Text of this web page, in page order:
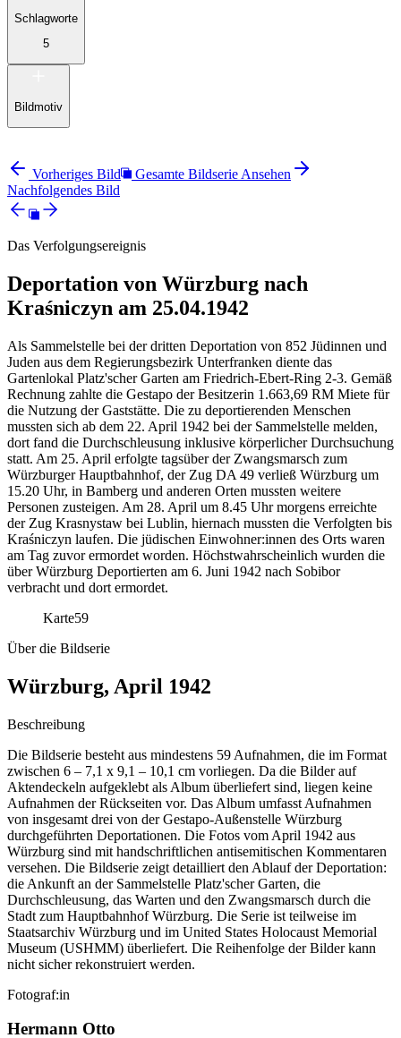
Schlagworte
5
Bildmotiv
Vorheriges Bild
Gesamte Bildserie Ansehen
Nachfolgendes Bild
Das Verfolgungsereignis
Deportation von Würzburg nach
Kraśniczyn am 25.04.1942
Als Sammelstelle bei der dritten Deportation von 852 Jüdinnen und
Juden aus dem Regierungsbezirk Unterfranken diente das
Gartenlokal Platz'scher Garten am Friedrich-Ebert-Ring 2-3. Gemäß
Rechnung zahlte die Gestapo der Besitzerin 1.663,69 RM Miete für
die Nutzung der Gaststätte. Die zu deportierenden Menschen
mussten sich ab dem 22. April 1942 bei der Sammelstelle melden,
dort fand die Durchschleusung inklusive körperlicher Durchsuchung
statt. Am 25. April erfolgte tagsüber der Zwangsmarsch zum
Würzburger Hauptbahnhof, der Zug DA 49 verließ Würzburg um
15.20 Uhr, in Bamberg und anderen Orten mussten weitere
Personen zusteigen. Am 28. April um 8.45 Uhr morgens erreichte
der Zug Krasnystaw bei Lublin, hiernach mussten die Verfolgten bis
Kraśniczyn laufen. Die jüdischen Einwohner:innen des Orts waren
am Tag zuvor ermordet worden. Höchstwahrscheinlich wurden die
über Würzburg Deportierten am 6. Juni 1942 nach Sobibor
verbracht und dort ermordet.
Karte59
Über die Bildserie
Würzburg, April 1942
Beschreibung
Die Bildserie besteht aus mindestens 59 Aufnahmen, die im Format
zwischen 6 – 7,1 x 9,1 – 10,1 cm vorliegen. Da die Bilder auf
Aktendeckeln aufgeklebt als Album überliefert sind, liegen keine
Aufnahmen der Rückseiten vor. Das Album umfasst Aufnahmen
von insgesamt drei von der Gestapo-Außenstelle Würzburg
durchgeführten Deportationen. Die Fotos vom April 1942 aus
Würzburg sind mit handschriftlichen antisemitischen Kommentaren
versehen. Die Bildserie zeigt detailliert den Ablauf der Deportation:
die Ankunft an der Sammelstelle Platz'scher Garten, die
Durchschleusung, das Warten und den Zwangsmarsch durch die
Stadt zum Hauptbahnhof Würzburg. Die Serie ist teilweise im
Staatsarchiv Würzburg und im United States Holocaust Memorial
Museum (USHMM) überliefert. Die Reihenfolge der Bilder kann
nicht sicher rekonstruiert werden.
Fotograf:in
Hermann Otto